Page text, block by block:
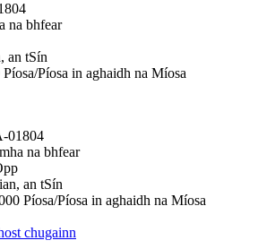
na bhfear
an tSín
Píosa in aghaidh na Míosa
01804
na bhfear
an tSín
Píosa/Píosa in aghaidh na Míosa
chugainn